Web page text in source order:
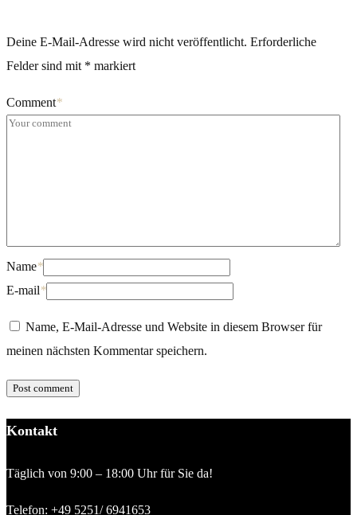
Deine E-Mail-Adresse wird nicht veröffentlicht. Erforderliche
Felder sind mit * markiert
Comment*
Name*
E-mail*
Name, E-Mail-Adresse und Website in diesem Browser für
meinen nächsten Kommentar speichern.
Kontakt
Täglich von 9:00 – 18:00 Uhr für Sie da!
Telefon: +49 5251/ 6941653